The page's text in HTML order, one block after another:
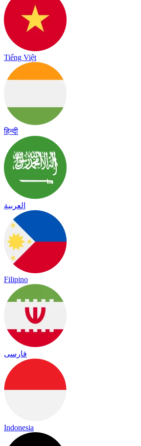
Tiếng Việt
हिन्दी
العربية
Filipino
فارسی
Indonesia